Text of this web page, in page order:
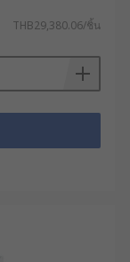
อกาสให้
ละ
อดภัย ลด
ามรวดเร็ว
บการอัป
THB29,380.06/ชิ้น